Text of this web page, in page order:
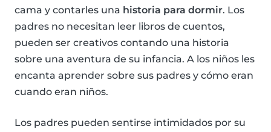
cama y contarles una historia para dormir. Los
padres no necesitan leer libros de cuentos,
pueden ser creativos contando una historia
sobre una aventura de su infancia. A los niños les
encanta aprender sobre sus padres y cómo eran
cuando eran niños.
Los padres pueden sentirse intimidados por su